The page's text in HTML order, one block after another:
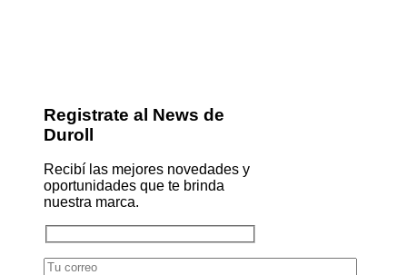
Registrate al News de
Duroll
Recibí las mejores novedades y
oportunidades que te brinda
nuestra marca.